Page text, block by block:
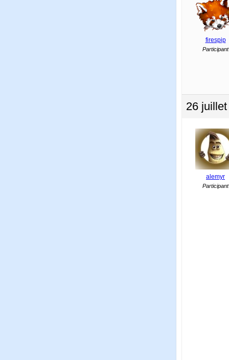
firespip
Participant
26
alemyr
Participant